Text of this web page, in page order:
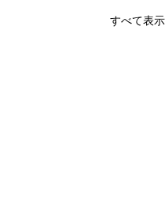
すべて表示